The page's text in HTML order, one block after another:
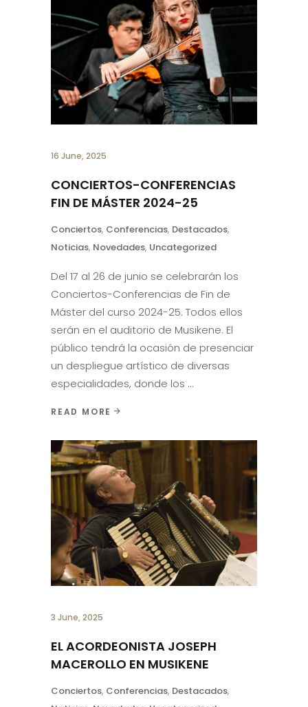
16 June, 2025
CONCIERTOS-CONFERENCIAS
FIN DE MÁSTER 2024-25
Conciertos, Conferencias, Destacados,
Noticias, Novedades, Uncategorized
Del 17 al 26 de junio se celebrarán los
Conciertos-Conferencias de Fin de
Máster del curso 2024-25. Todos ellos
serán en el auditorio de Musikene. El
público tendrá la ocasión de presenciar
un despliegue artístico de diversas
especialidades, donde los
READ MORE
3 June, 2025
EL ACORDEONISTA JOSEPH
MACEROLLO EN MUSIKENE
Conciertos, Conferencias, Destacados,